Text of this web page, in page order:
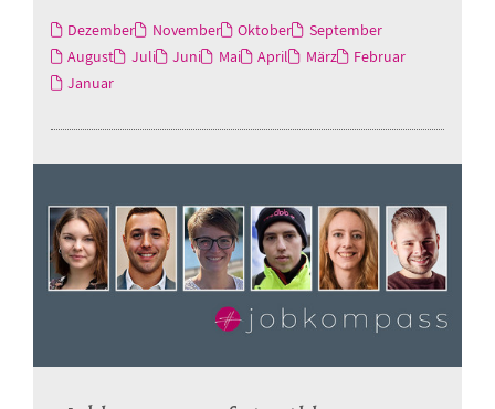
Dezember November Oktober
September
August
Juli Juni Mai April März
Februar
Januar